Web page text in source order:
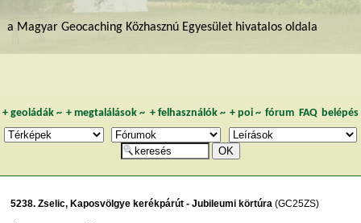
a Magyar Geocaching Közhasznú Egyesület hivatalos oldala
+ geoládák~ +megtalálások ~ + felhasználók~ + poi~ fórum FAQ belépés
5238. Zselic, Kaposvölgye kerékpárút - Jubileumi körtúra (GC25ZS)